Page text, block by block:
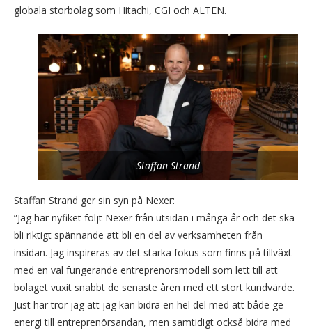
globala storbolag som Hitachi, CGI och ALTEN.
Staffan Strand
Staffan Strand ger sin syn på Nexer:
”Jag har nyfiket följt Nexer från utsidan i många år och det ska
bli riktigt spännande att bli en del av verksamheten från
insidan. Jag inspireras av det starka fokus som finns på tillväxt
med en väl fungerande entreprenörsmodell som lett till att
bolaget vuxit snabbt de senaste åren med ett stort kundvärde.
Just här tror jag att jag kan bidra en hel del med att både ge
energi till entreprenörsandan, men samtidigt också bidra med